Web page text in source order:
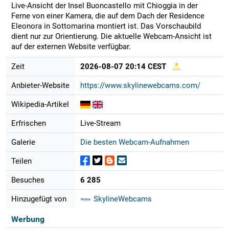
Live-Ansicht der Insel Buoncastello mit Chioggia in der
Ferne von einer Kamera, die auf dem Dach der Residence
Eleonora in Sottomarina montiert ist. Das Vorschaubild
dient nur zur Orientierung. Die aktuelle Webcam-Ansicht ist
auf der externen Website verfügbar.
Zeit 2026-08-07 20:14 CEST
Anbieter-Website https://www.skylinewebcams.com/
Wikipedia-Artikel
Erfrischen Live-Stream
Galerie Die besten Webcam-Aufnahmen
Teilen
Besuches 6 285
Hinzugefügt von SkylineWebcams
Werbung